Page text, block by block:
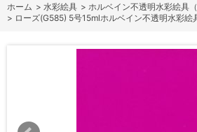
ホーム > 水彩絵具 > ホルベイン不透明水彩絵具（
> ローズ(G585) 5号15mlホルベイン不透明水彩絵